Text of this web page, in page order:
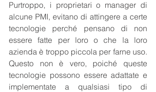
Purtroppo, i proprietari o manager di
alcune PMI, evitano di attingere a certe
tecnologie perché pensano di non
essere fatte per loro o che la loro
azienda è troppo piccola per farne uso.
Questo non è vero, poiché queste
tecnologie possono essere adattate e
implementate a qualsiasi tipo di